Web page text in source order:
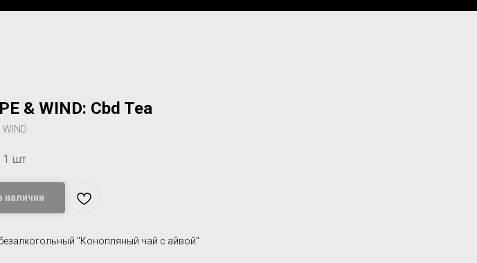
& WIND: Cbd Tea
WIND
1 шт
наличии
"Конопляный чай с айвой"